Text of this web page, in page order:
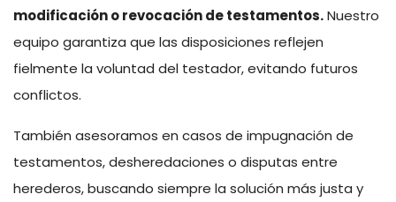
modificación o revocación de testamentos.Nuestro
equipo garantiza que las disposiciones reflejen
fielmente la voluntad del testador, evitando futuros
conflictos.
También asesoramos en casos de impugnación de
testamentos, desheredaciones o disputas entre
herederos, buscando siempre la solución más justa y